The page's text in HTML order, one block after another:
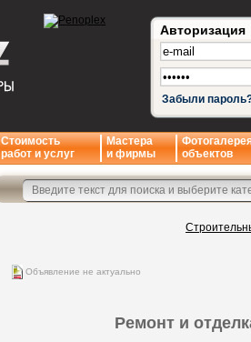
Авторизация
Забыли
Стоимость
работ и услуг
Мастера
и фирмы
объектов
Объявление не актуально
Ремонт и